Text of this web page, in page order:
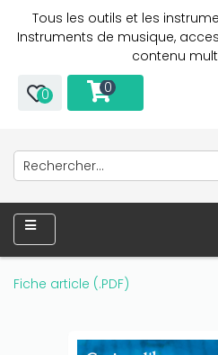
Tous les outils et les
Instruments de musique,
contenu
0 0
Fiche article (.PDF)